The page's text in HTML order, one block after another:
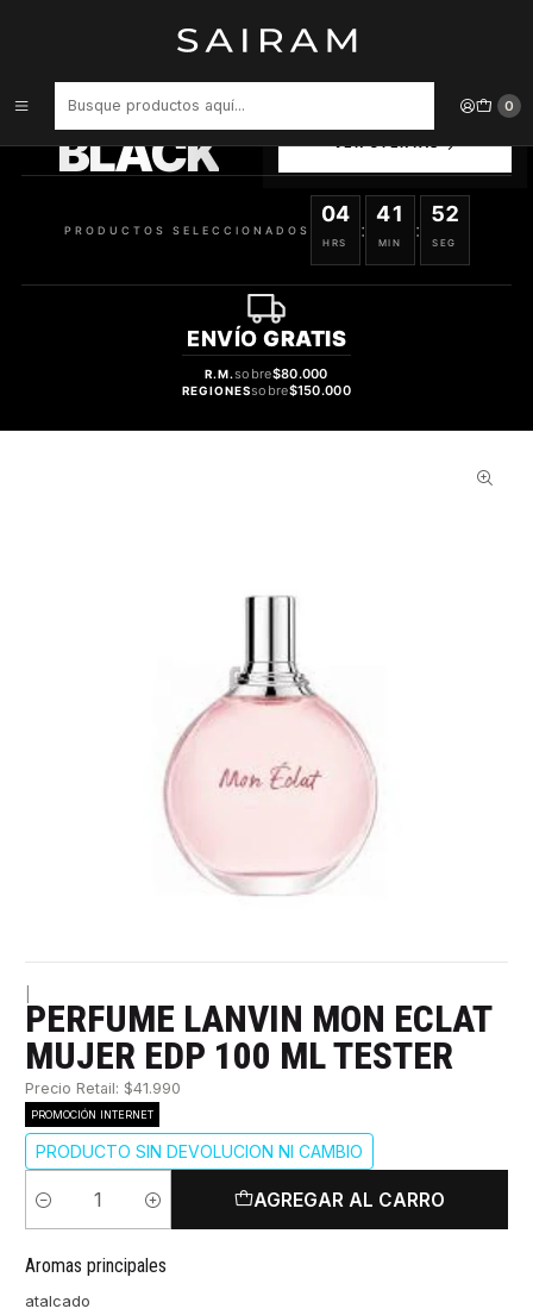
0
Perfume Lanvin Mon Eclat Mujer Edp 100 ml Tester
BLACK
SELECCIONADOS
PRODUCTOS SELECCIONADOS
04
HRS
:
41
MIN
:
51
SEG
ENVÍO GRATIS
R.M.sobre$80.000
REGIONESsobre$150.000
PERFUME LANVIN MON ECLAT
MUJER EDP 100 ML TESTER
Precio Retail: $41.990
PROMOCIÓN INTERNET
PRODUCTO SIN DEVOLUCION NI CAMBIO
Cantidad
AGREGAR AL CARRO
Aromas principales
atalcado